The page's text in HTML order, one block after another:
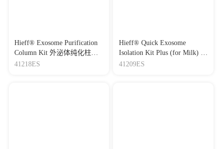
Hieff® Exosome Purification
Column Kit 外泌体纯化柱试
剂盒
41218ES
Hieff® Quick Exosome
Isolation Kit Plus (for Milk) 乳
液外泌体快速抽提试剂盒Plus
41209ES